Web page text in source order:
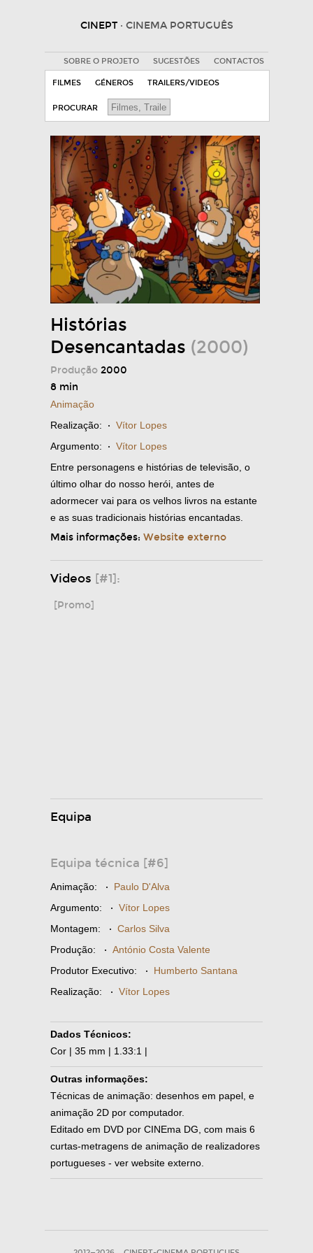
CINEPT · CINEMA PORTUGUÊS
SOBRE O PROJETO SUGESTÕES CONTACTOS
FILMES GÉNEROS TRAILERS/VIDEOS
PROCURAR
Histórias
Desencantadas (2000)
Produção 2000
8 min
Animação
Realização: · Vítor Lopes
Argumento: · Vítor Lopes
Entre personagens e histórias de televisão, o
último olhar do nosso herói, antes de
adormecer vai para os velhos livros na estante
e as suas tradicionais histórias encantadas.
Mais informações: Website externo
Videos [#1]:
[Promo]
Equipa
Equipa técnica [#6]
Animação: · Paulo D'Alva
Argumento: · Vítor Lopes
Montagem: · Carlos Silva
Produção: · António Costa Valente
Produtor Executivo: · Humberto Santana
Realização: · Vítor Lopes
Dados Técnicos:
Cor | 35 mm | 1.33:1 |
Outras informações:
Técnicas de animação: desenhos em papel, e
animação 2D por computador.
Editado em DVD por CINEma DG, com mais 6
curtas-metragens de animação de realizadores
portugueses - ver website externo.